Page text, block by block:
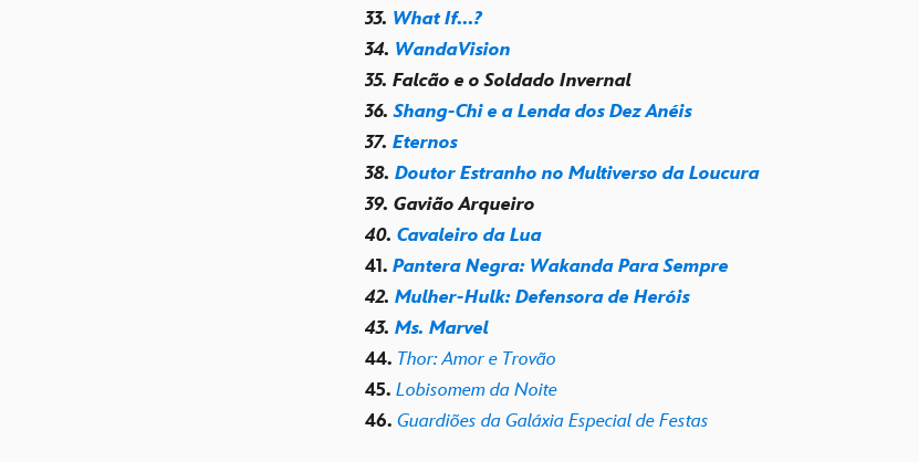
33. What If...?
34. WandaVision
35. Falcão e o Soldado Invernal
36.Shang-Chi e a Lenda dos Dez Anéis
37. Eternos
38. Doutor Estranho no Multiverso da Loucura
39. Gavião Arqueiro
40. Cavaleiro da Lua
41. Pantera Negra: Wakanda Para Sempre
42. Mulher-Hulk: Defensora de Heróis
43. Ms. Marvel
44. Thor: Amor e Trovão
45. Lobisomem da Noite
46. Guardiões da Galáxia Especial de Festas